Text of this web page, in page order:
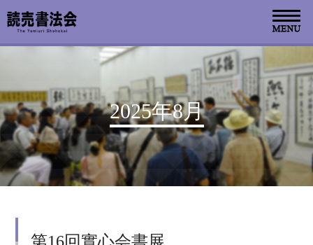
2025年8月
お知らせ
読売書法会について
読売書法展
関連書道展